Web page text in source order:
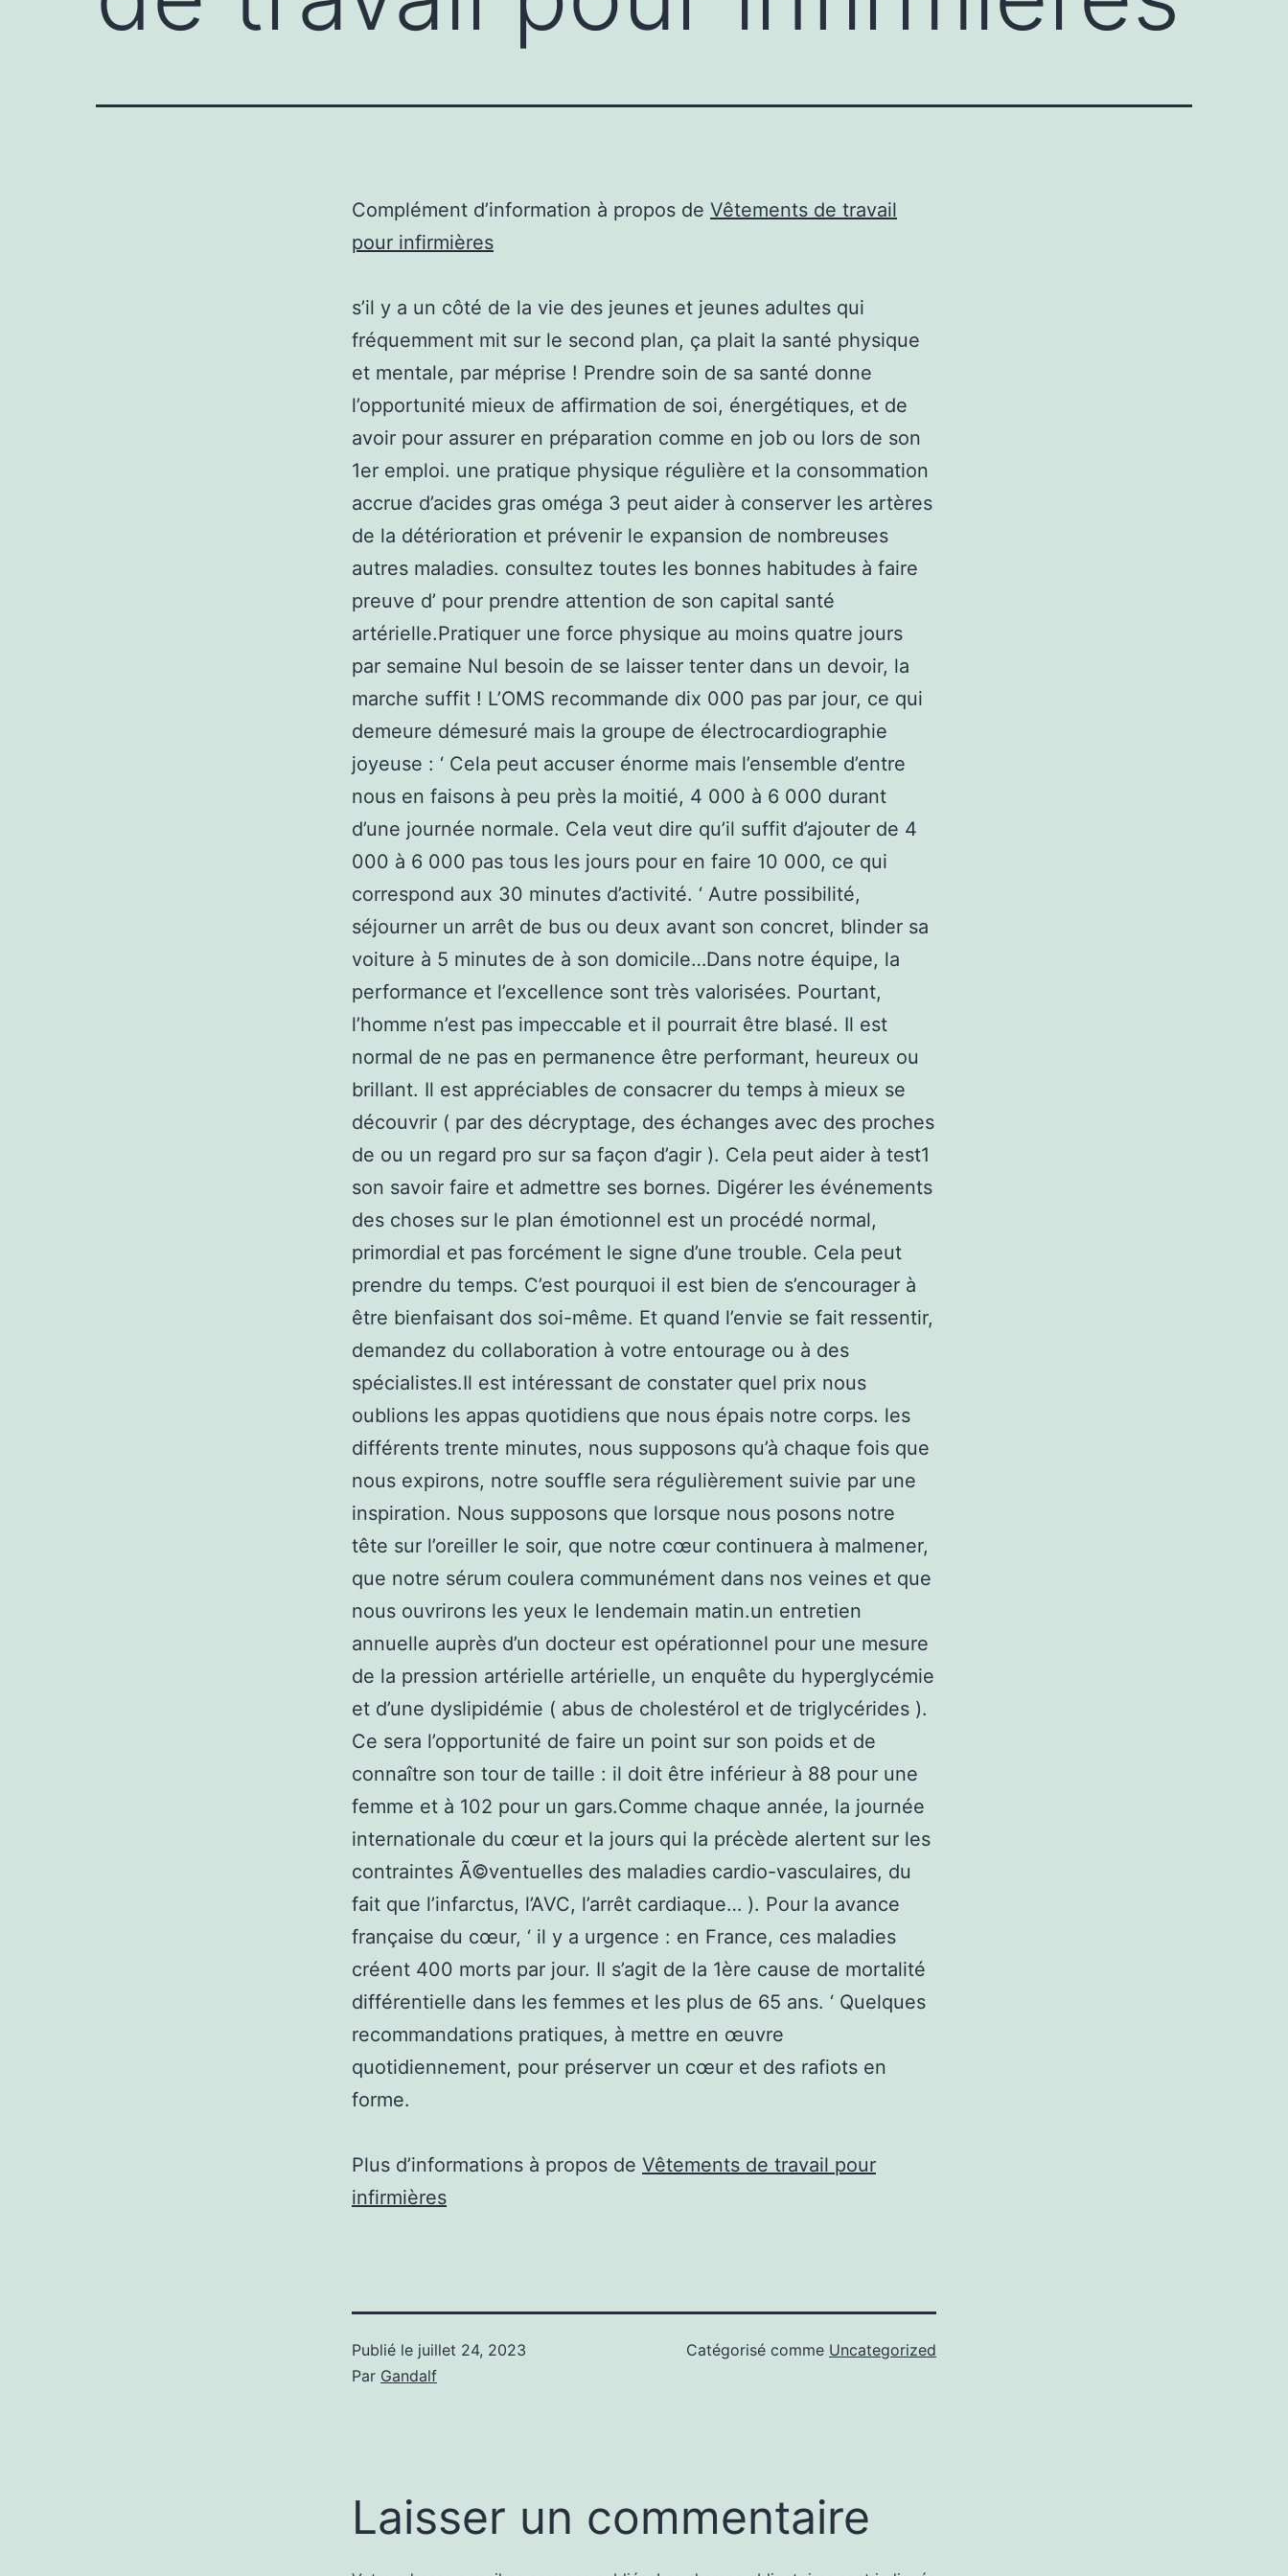
Complément d’information à propos de Vêtements de travail
pour infirmières
s’il y a un côté de la vie des jeunes et jeunes adultes qui
fréquemment mit sur le second plan, ça plait la santé physique
et mentale, par méprise ! Prendre soin de sa santé donne
l’opportunité mieux de affirmation de soi, énergétiques, et de
avoir pour assurer en préparation comme en job ou lors de son
1er emploi. une pratique physique régulière et la consommation
accrue d’acides gras oméga 3 peut aider à conserver les artères
de la détérioration et prévenir le expansion de nombreuses
autres maladies. consultez toutes les bonnes habitudes à faire
preuve d’ pour prendre attention de son capital santé
artérielle.Pratiquer une force physique au moins quatre jours
par semaine Nul besoin de se laisser tenter dans un devoir, la
marche suffit ! L’OMS recommande dix 000 pas par jour, ce qui
demeure démesuré mais la groupe de électrocardiographie
joyeuse : ‘ Cela peut accuser énorme mais l’ensemble d’entre
nous en faisons à peu près la moitié, 4 000 à 6 000 durant
d’une journée normale. Cela veut dire qu’il suffit d’ajouter de 4
000 à 6 000 pas tous les jours pour en faire 10 000, ce qui
correspond aux 30 minutes d’activité. ‘ Autre possibilité,
séjourner un arrêt de bus ou deux avant son concret, blinder sa
voiture à 5 minutes de à son domicile…Dans notre équipe, la
performance et l’excellence sont très valorisées. Pourtant,
l’homme n’est pas impeccable et il pourrait être blasé. Il est
normal de ne pas en permanence être performant, heureux ou
brillant. Il est appréciables de consacrer du temps à mieux se
découvrir ( par des décryptage, des échanges avec des proches
de ou un regard pro sur sa façon d’agir ). Cela peut aider à test1
son savoir faire et admettre ses bornes. Digérer les événements
des choses sur le plan émotionnel est un procédé normal,
primordial et pas forcément le signe d’une trouble. Cela peut
prendre du temps. C’est pourquoi il est bien de s’encourager à
être bienfaisant dos soi-même. Et quand l’envie se fait ressentir,
demandez du collaboration à votre entourage ou à des
spécialistes.Il est intéressant de constater quel prix nous
oublions les appas quotidiens que nous épais notre corps. les
différents trente minutes, nous supposons qu’à chaque fois que
nous expirons, notre souffle sera régulièrement suivie par une
inspiration. Nous supposons que lorsque nous posons notre
tête sur l’oreiller le soir, que notre cœur continuera à malmener,
que notre sérum coulera communément dans nos veines et que
nous ouvrirons les yeux le lendemain matin.un entretien
annuelle auprès d’un docteur est opérationnel pour une mesure
de la pression artérielle artérielle, un enquête du hyperglycémie
et d’une dyslipidémie ( abus de cholestérol et de triglycérides ).
Ce sera l’opportunité de faire un point sur son poids et de
connaître son tour de taille : il doit être inférieur à 88 pour une
femme et à 102 pour un gars.Comme chaque année, la journée
internationale du cœur et la jours qui la précède alertent sur les
contraintes Ã©ventuelles des maladies cardio-vasculaires, du
fait que l’infarctus, l’AVC, l’arrêt cardiaque… ). Pour la avance
française du cœur, ‘ il y a urgence : en France, ces maladies
créent 400 morts par jour. Il s’agit de la 1ère cause de mortalité
différentielle dans les femmes et les plus de 65 ans. ‘ Quelques
recommandations pratiques, à mettre en œuvre
quotidiennement, pour préserver un cœur et des rafiots en
forme.
Plus d’informations à propos de Vêtements de travail pour
infirmières
Publié le juillet 24, 2023
Par Gandalf
Catégorisé comme Uncategorized
Laisser un commentaire